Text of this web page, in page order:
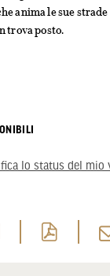
anima le sue
trova posto.
lo status del mio